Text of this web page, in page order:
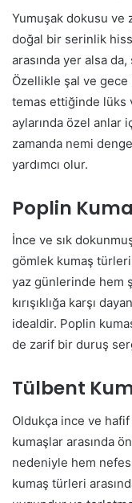
Yumuşak dokusu ve
doğal bir serinlik
arasında yer alsa
Özellikle şal ve
temas ettiğinde lüks
aylarında özel anlar
zamanda nemi
yardımcı olur.
Poplin
İnce ve sık
gömlek kumaş
yaz günlerinde hem
kırışıklığa karşı
idealdir. Poplin
de zarif bir duruş
Tülbent
Oldukça ince ve
kumaşlar arasında
nedeniyle hem nefes
kumaş türleri